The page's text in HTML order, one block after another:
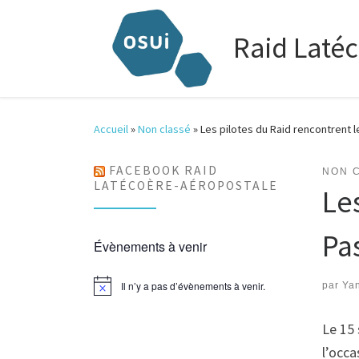
Raid
Accueil»Non classé »Les pilotes du Raid rencontrent
NON
par
Le
FACEBOOK RAID
LATÉCOÈRE-AÉROPOSTALE
Évènements à venir
N
Il n’y a pas d’évènements à venir.